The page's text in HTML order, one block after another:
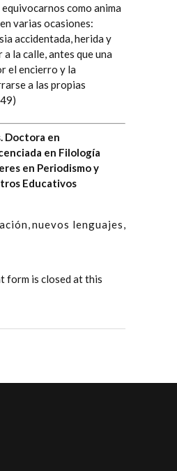
como anima
varias ocasiones:
accidentada, herida y
la calle, antes que una
el encierro y la
a las propias
. Doctora en
en Filología
en Periodismo y
Educativos
,nuevos lenguajes,
form is closed at this